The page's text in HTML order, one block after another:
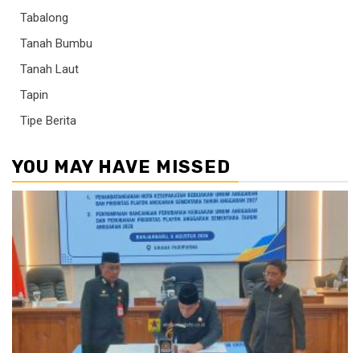
Tabalong
Tanah Bumbu
Tanah Laut
Tapin
Tipe Berita
YOU MAY HAVE MISSED